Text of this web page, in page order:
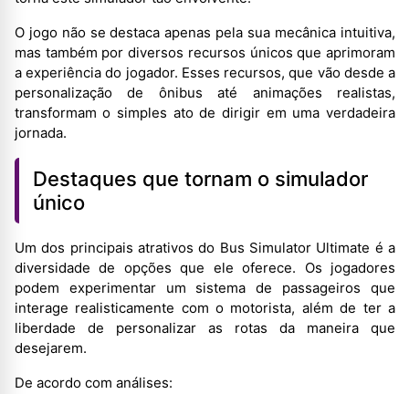
O jogo não se destaca apenas pela sua mecânica intuitiva,
mas também por diversos recursos únicos que aprimoram
a experiência do jogador. Esses recursos, que vão desde a
personalização de ônibus até animações realistas,
transformam o simples ato de dirigir em uma verdadeira
jornada.
Destaques que tornam o simulador
único
Um dos principais atrativos do Bus Simulator Ultimate é a
diversidade de opções que ele oferece. Os jogadores
podem experimentar um sistema de passageiros que
interage realisticamente com o motorista, além de ter a
liberdade de personalizar as rotas da maneira que
desejarem.
De acordo com análises: